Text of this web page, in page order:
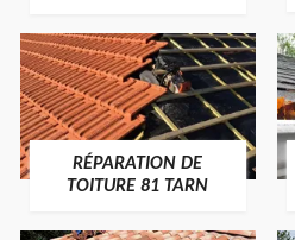
RÉPARATION DE
TOITURE 81 TARN